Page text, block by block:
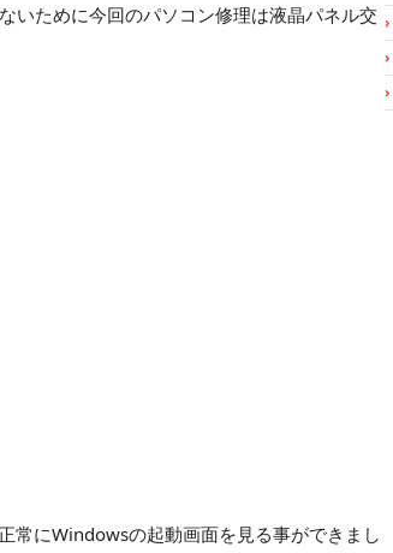
いために今回のパソコン修理は液晶パネル交
常にWindowsの起動画面を見る事ができまし